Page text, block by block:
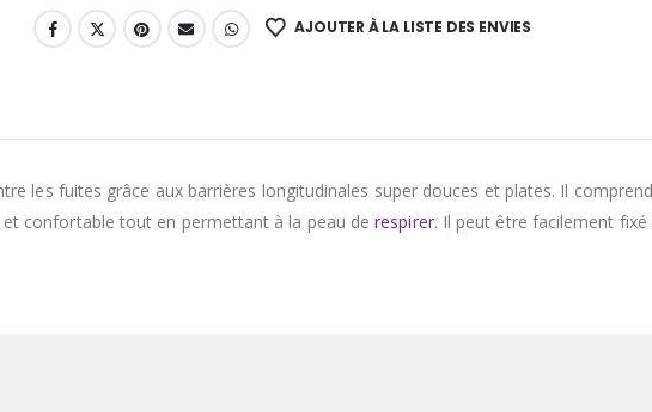
AJOUTER À LA LISTE DES ENVIES
les fuites grâce aux barrières longitudinales super douces et plates. Il
et confortable tout en permettant à la peau derespirer. Il peut être facilement